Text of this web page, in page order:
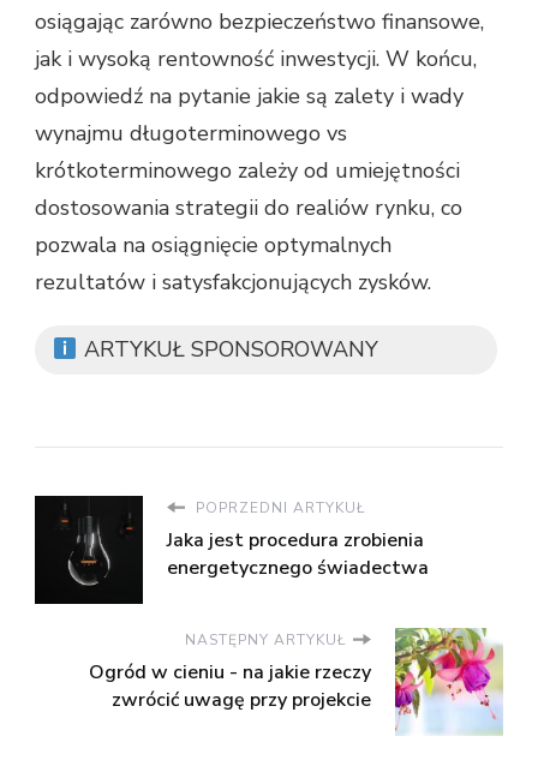
osiągając zarówno bezpieczeństwo finansowe,
jak i wysoką rentowność inwestycji. W końcu,
odpowiedź na pytanie jakie są zalety i wady
wynajmu długoterminowego vs
krótkoterminowego zależy od umiejętności
dostosowania strategii do realiów rynku, co
pozwala na osiągnięcie optymalnych
rezultatów i satysfakcjonujących zysków.
ARTYKUŁ SPONSOROWANY
POPRZEDNI ARTYKUŁ
Jaka jest procedura zrobienia
energetycznego świadectwa
NASTĘPNY ARTYKUŁ
Ogród w cieniu - na jakie rzeczy
zwrócić uwagę przy projekcie